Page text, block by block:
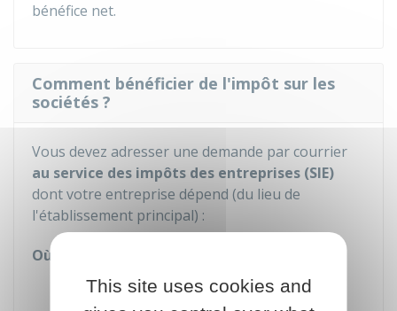
bénéfice net.
Comment bénéficier de l'impôt sur les
sociétés ?
Vous devez adresser une demande par courrier
au service des impôts des entreprises (SIE)
dont votre entreprise dépend (du lieu de
l'établissement principal) :
Où s'adresser ?
Service des impôts des
entreprises (SIE)
This site uses cookies and